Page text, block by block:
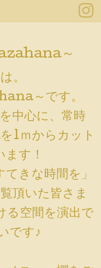
～
。
～です。
中心に、常時
1ｍからカット
す！
てきな時間を」
頂いた皆さま
る空間を演出で
です♪